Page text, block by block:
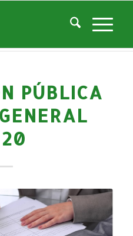
Cuenta General 2020
PÚBLICA